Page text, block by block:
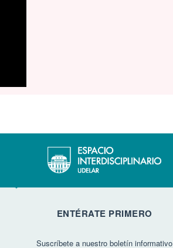
ENTÉRATE PRIMERO
Suscríbete a nuestro boletín informativo